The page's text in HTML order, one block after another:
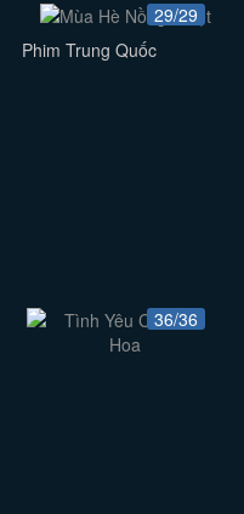
29/29
Phim Trung Quốc
36/36